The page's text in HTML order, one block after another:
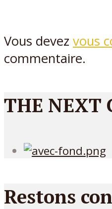
Vous devez vous
commentaire.
THE NEXT
Restons